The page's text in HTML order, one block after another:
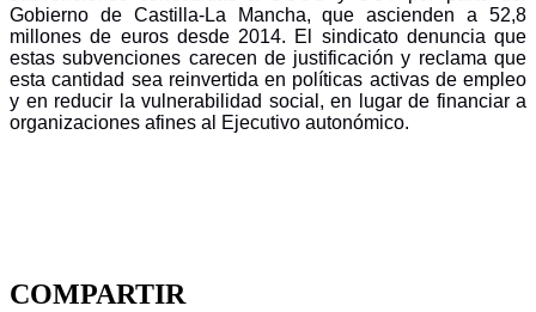
Gobierno de Castilla-La Mancha, que ascienden a 52,8
millones de euros desde 2014. El sindicato denuncia que
estas subvenciones carecen de justificación y reclama que
esta cantidad sea reinvertida en políticas activas de empleo
y en reducir la vulnerabilidad social, en lugar de financiar a
organizaciones afines al Ejecutivo autonómico.
COMPARTIR